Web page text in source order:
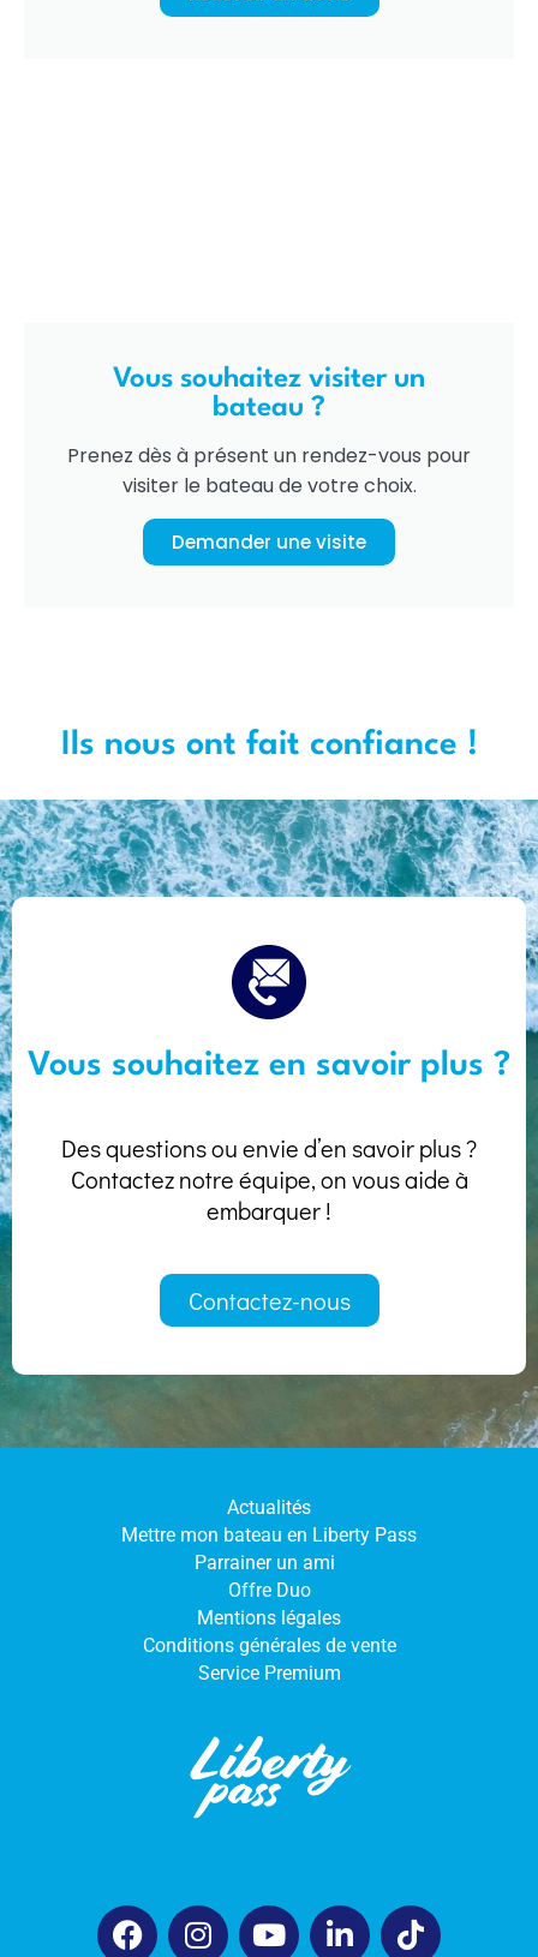
Vous souhaitez visiter un
bateau ?
Prenez dès à présent un rendez-vous pour
visiter le bateau de votre choix.
Demander une visite
Ils nous ont fait confiance !
Vous souhaitez en savoir plus ?
Des questions ou envie d’en savoir plus ?
Contactez notre équipe, on vous aide à
embarquer !
Contactez-nous
Actualités
Mettre mon bateau en Liberty Pass
Parrainer un ami
Offre Duo
Mentions légales
Conditions générales de vente
Service Premium